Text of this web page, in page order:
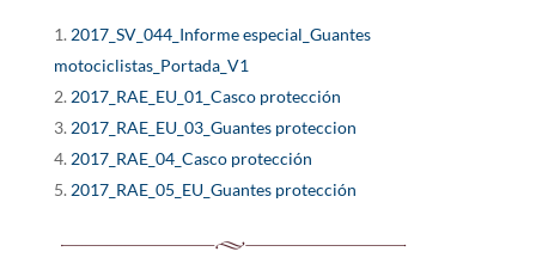
2017_SV_044_Informe especial_Guantes
motociclistas_Portada_V1
2017_RAE_EU_01_Casco protección
2017_RAE_EU_03_Guantes proteccion
2017_RAE_04_Casco protección
2017_RAE_05_EU_Guantes protección